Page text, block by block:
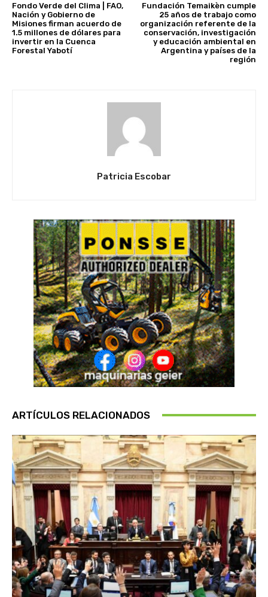
Fondo Verde del Clima | FAO,
Nación y Gobierno de
Misiones firman acuerdo de
1.5 millones de dólares para
invertir en la Cuenca
Forestal Yabotí
Fundación Temaikèn cumple
25 años de trabajo como
organización referente de la
conservación, investigación
y educación ambiental en
Argentina y países de la
región
Patricia Escobar
ARTÍCULOS RELACIONADOS